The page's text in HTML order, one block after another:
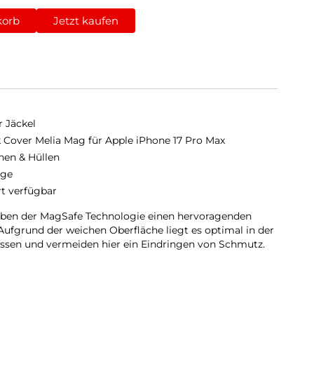
Jetzt kaufen
Jäckel
Cover Melia Mag für Apple iPhone 17 Pro Max
& Hüllen
verfügbar
der MagSafe Technologie einen hervoragenden
der weichen Oberfläche liegt es optimal in der
und vermeiden hier ein Eindringen von Schmutz.